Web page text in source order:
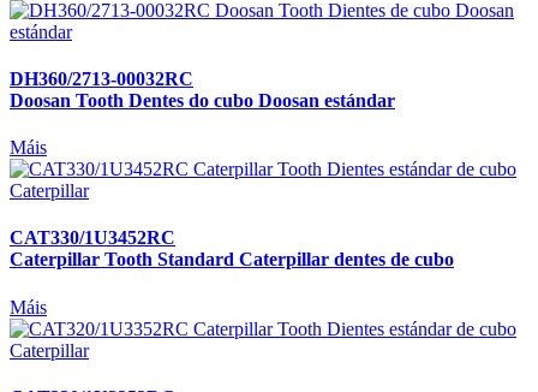
DH360/2713-00032RC
Doosan Tooth Dentes do cubo Doosan estándar
Máis
CAT330/1U3452RC
Caterpillar Tooth Standard Caterpillar dentes de cubo
Máis